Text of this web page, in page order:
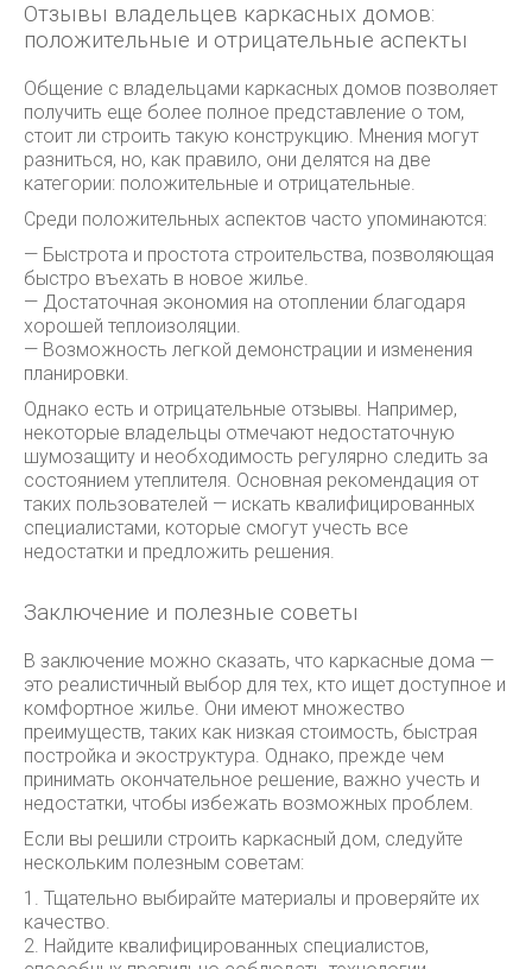
Отзывы владельцев каркасных домов:
положительные и отрицательные аспекты
Общение с владельцами каркасных домов позволяет
получить еще более полное представление о том,
стоит ли строить такую конструкцию. Мнения могут
разниться, но, как правило, они делятся на две
категории: положительные и отрицательные.
Среди положительных аспектов часто упоминаются:
— Быстрота и простота строительства, позволяющая
быстро въехать в новое жилье.
— Достаточная экономия на отоплении благодаря
хорошей теплоизоляции.
— Возможность легкой демонстрации и изменения
планировки.
Однако есть и отрицательные отзывы. Например,
некоторые владельцы отмечают недостаточную
шумозащиту и необходимость регулярно следить за
состоянием утеплителя. Основная рекомендация от
таких пользователей — искать квалифицированных
специалистами, которые смогут учесть все
недостатки и предложить решения.
Заключение и полезные советы
В заключение можно сказать, что каркасные дома —
это реалистичный выбор для тех, кто ищет доступное и
комфортное жилье. Они имеют множество
преимуществ, таких как низкая стоимость, быстрая
постройка и экоструктура. Однако, прежде чем
принимать окончательное решение, важно учесть и
недостатки, чтобы избежать возможных проблем.
Если вы решили строить каркасный дом, следуйте
нескольким полезным советам:
1. Тщательно выбирайте материалы и проверяйте их
качество.
2. Найдите квалифицированных специалистов,